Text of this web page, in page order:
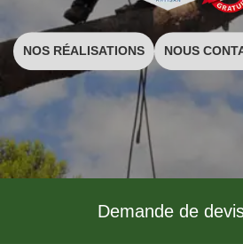
NOS RÉALISATIONS NOUS
Demande de